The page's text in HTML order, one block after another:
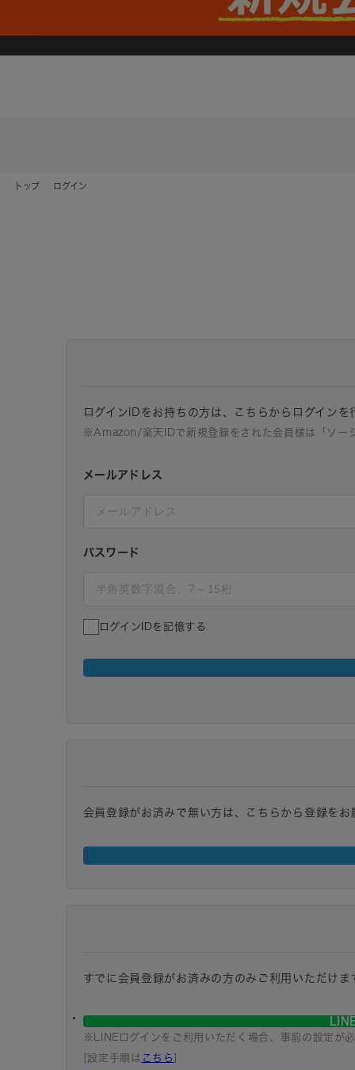
トップ ログイン
ログインIDをお持ちの方は、こちらからログインを
※Amazon/楽天IDで新規登録をされた会員様は「ソー
メールアドレス
パスワード
ログインIDを記憶する
会員登録がお済みで無い方は、こちらから登録をお
すでに会員登録がお済みの方のみご利用いただけま
※LINEログインをご利用いただく場合、事前の設定が
[設定手順は こちら]